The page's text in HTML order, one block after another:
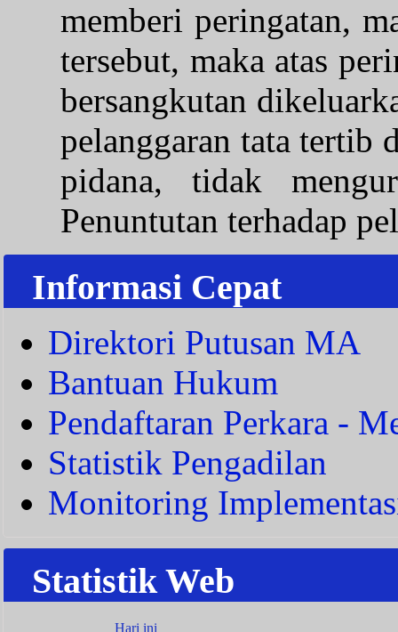
memberi peringatan,
tersebut, maka atas
bersangkutan
pelanggaran tata tertib
pidana, tidak
Penuntutan terhadap
Informasi Cepat
Direktori Putusan MA
Bantuan Hukum
Pendaftaran Perkara -
Statistik Pengadilan
Monitoring
Statistik Web
Hari ini